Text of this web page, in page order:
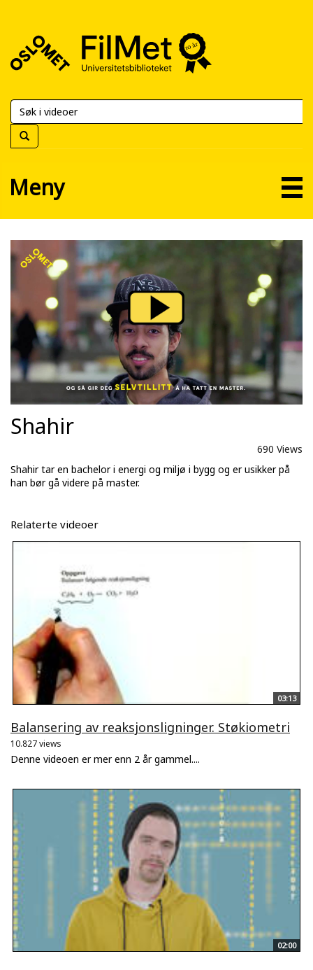
FilMet
Universitetsbiblioteket
Meny
Shahir
690 Views
Shahir tar en bachelor i energi og miljø i bygg og er usikker på
han bør gå videre på master.
Relaterte videoer
03:13
Balansering av reaksjonsligninger. Støkiometri
10.827 views
Denne videoen er mer enn 2 år gammel....
02:00